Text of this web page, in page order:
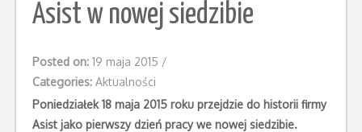
Asist w nowej siedzibie
Posted on: 19 maja 2015 /
Categories: Aktualności
Poniedziałek 18 maja 2015 roku przejdzie do historii firmy
Asist jako pierwszy dzień pracy we nowej siedzibie.